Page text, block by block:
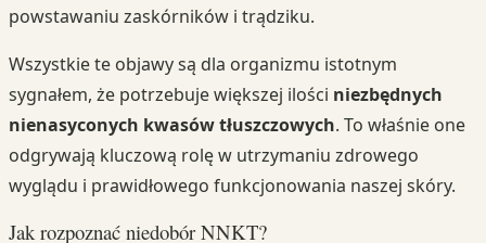
powstawaniu zaskórników i trądziku.
Wszystkie te objawy są dla organizmu istotnym
sygnałem, że potrzebuje większej ilości niezbędnych
nienasyconych kwasów tłuszczowych. To właśnie one
odgrywają kluczową rolę w utrzymaniu zdrowego
wyglądu i prawidłowego funkcjonowania naszej skóry.
Jak rozpoznać niedobór NNKT?